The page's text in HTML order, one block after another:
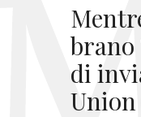
brano
di
Union